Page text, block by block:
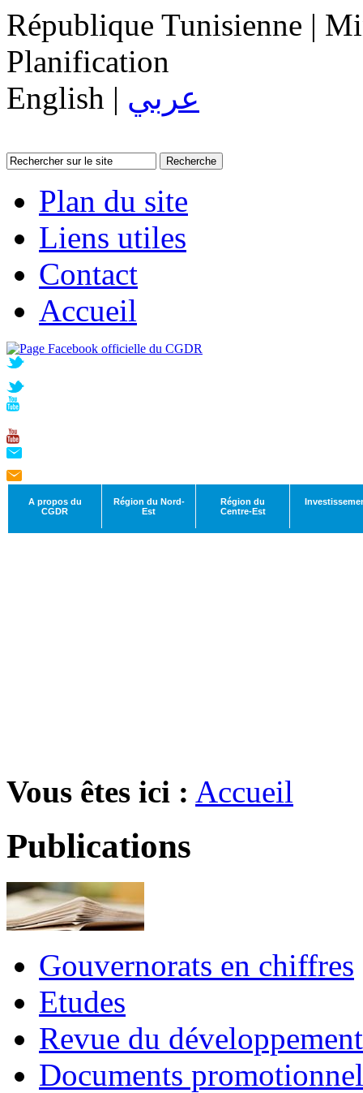
République Tunisienne |
Planification
English | عربي
Plan du site
Liens utiles
Contact
Accueil
A propos du
CGDR
Région du Nord-
Est
Région du
Centre-Est
Vous êtes ici : Accueil
Publications
Gouvernorats en chiffres
Etudes
Revue du
Documents